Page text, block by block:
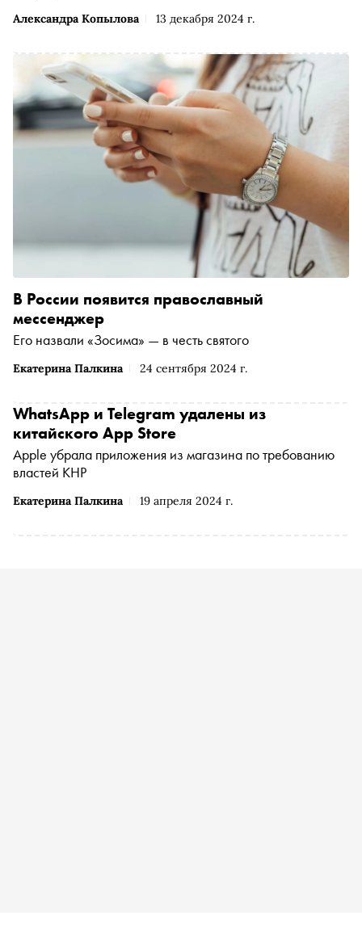
Александра Копылова 13 декабря 2024 г.
Екатерина Палкина 24 сентября 2024 г.
В России появится православный
мессенджер
Его назвали «Зосима» — в честь святого
Екатерина Палкина 19 апреля 2024 г.
WhatsApp и Telegram удалены из
китайского App Store
Apple убрала приложения из магазина по требованию
властей КНР